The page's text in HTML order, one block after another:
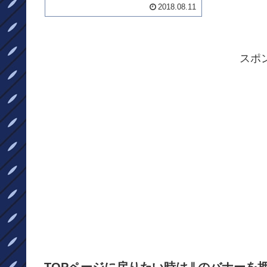
んマーカー値が下がったけど・・・・
どうなったのでしょう？？？そして、
2018.08.11
スポ